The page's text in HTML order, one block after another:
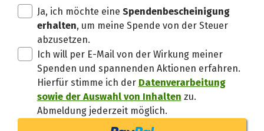
Ja, ich möchte eine Spendenbescheinigung
erhalten, um meine Spende von der Steuer
abzusetzen.
Ich will per E-Mail von der Wirkung meiner
Spenden und spannenden Aktionen erfahren.
Hierfür stimme ich der Datenverarbeitung
sowie der Auswahl von Inhalten zu.
Abmeldung jederzeit möglich.